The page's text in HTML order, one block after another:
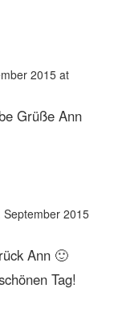
2015 at
Grüße Ann
September 2015
Ann 🙂
Tag!